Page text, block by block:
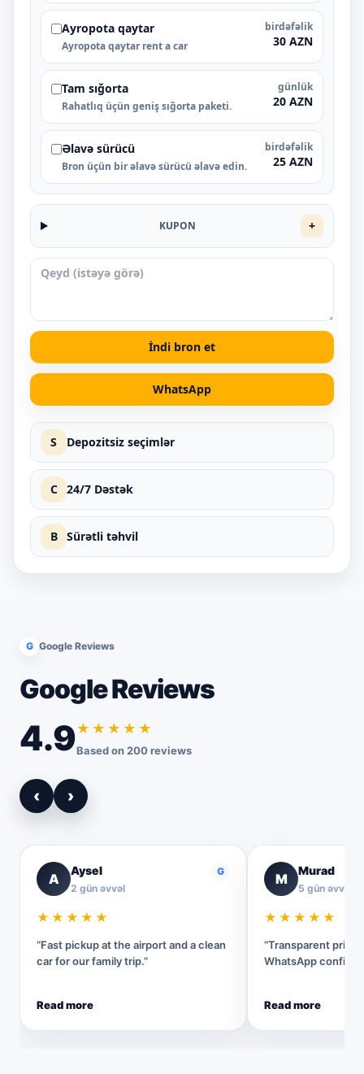
Ayropota qaytar
Ayropota qaytar rent a car
birdəfəlik
30 AZN
Tam sığorta
Rahatlıq üçün geniş sığorta paketi.
günlük
20 AZN
Əlavə sürücü
Bron üçün bir əlavə sürücü əlavə edin.
birdəfəlik
25 AZN
KUPON +
İndi bron et
WhatsApp
S Depozitsiz seçimlər
C 24/7 Dəstək
B Sürətli təhvil
G Google Reviews
Google Reviews
4.9★★★★★
Based on 200 reviews
‹ ›
A
Aysel
2 gün əvvəl
G
★★★★★
“Fast pickup at the airport and a clean
car for our family trip.”
Read more
M
Murad
5 gün əvvəl
★★★★★
“Transparent
WhatsApp
Read more